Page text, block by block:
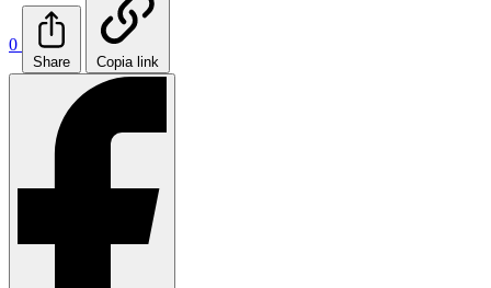
0
Share Copia link